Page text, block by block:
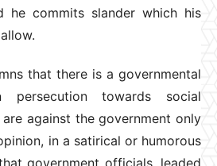
he commits slander which his
that there is a governmental
towards social
against the government only
in a satirical or humorous